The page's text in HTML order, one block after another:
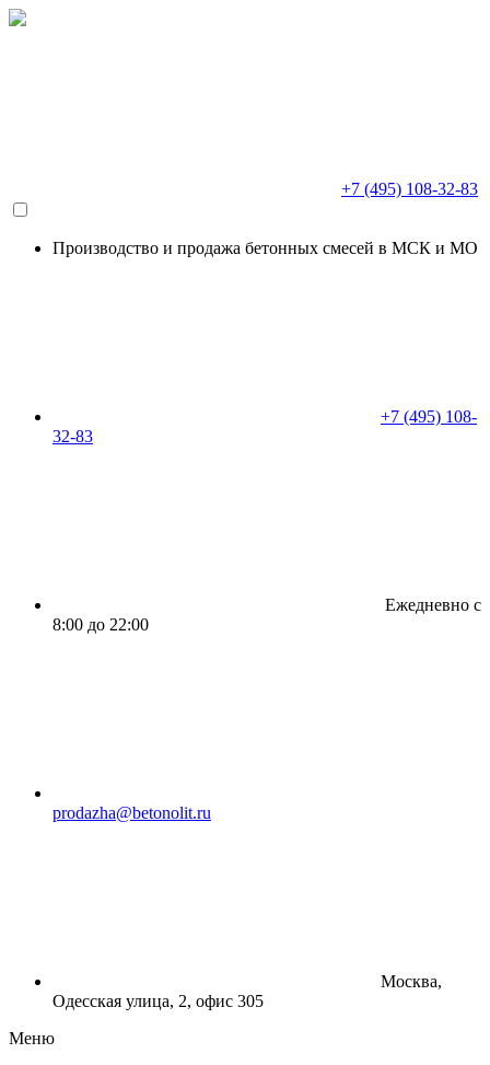
+7 (495) 108-32-83
Производство и продажа бетонных смесей в МСК и МО
+7 (495) 108-
32-83
Ежедневно с
8:00 до 22:00
prodazha@betonolit.ru
Москва,
Одесская улица, 2, офис 305
Меню